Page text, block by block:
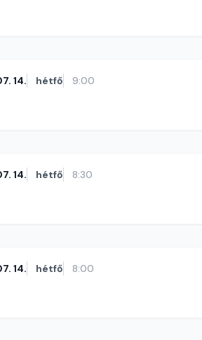
14. hétfő 9:00
14. hétfő 8:30
14. hétfő 8:00